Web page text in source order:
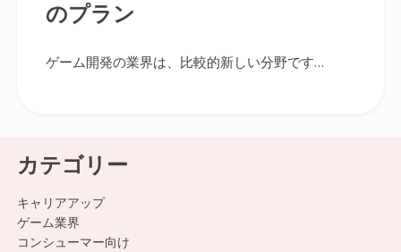
のプラン
ゲーム開発の業界は、比較的新しい分野です…
カテゴリー
キャリアアップ
ゲーム業界
コンシューマー向け